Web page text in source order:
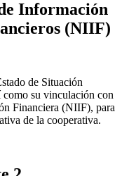
Información
(NIIF)
de Situación
como su vinculación con
Financiera (NIIF), para
de la cooperativa.